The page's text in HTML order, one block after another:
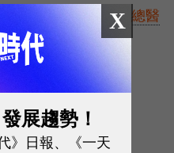
供給跟得上？麻省總醫
X
展趨勢！
》日報、《一天